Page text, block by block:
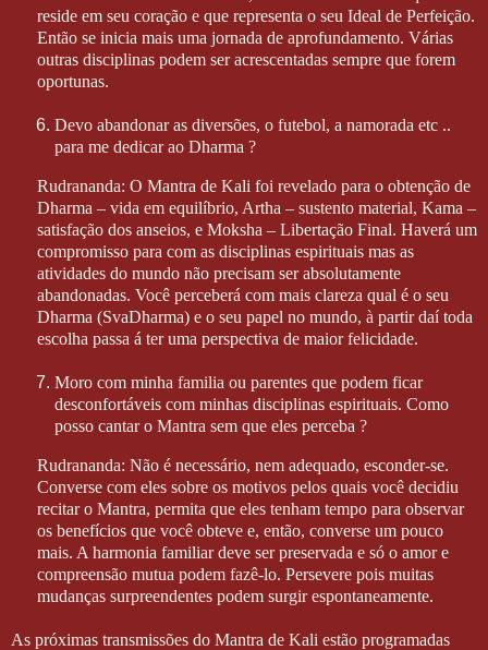
reside em seu coração e que representa o seu Ideal de Perfeição.
Então se inicia mais uma jornada de aprofundamento. Várias
outras disciplinas podem ser acrescentadas sempre que forem
oportunas.
Devo abandonar as diversões, o futebol, a namorada etc ..
para me dedicar ao Dharma ?
Rudrananda: O Mantra de Kali foi revelado para o obtenção de
Dharma – vida em equilíbrio, Artha – sustento material, Kama –
satisfação dos anseios, e Moksha – Libertação Final. Haverá um
compromisso para com as disciplinas espirituais mas as
atividades do mundo não precisam ser absolutamente
abandonadas. Você perceberá com mais clareza qual é o seu
Dharma (SvaDharma) e o seu papel no mundo, à partir daí toda
escolha passa á ter uma perspectiva de maior felicidade.
Moro com minha familia ou parentes que podem ficar
desconfortáveis com minhas disciplinas espirituais. Como
posso cantar o Mantra sem que eles perceba ?
Rudrananda: Não é necessário, nem adequado, esconder-se.
Converse com eles sobre os motivos pelos quais você decidiu
recitar o Mantra, permita que eles tenham tempo para observar
os benefícios que você obteve e, então, converse um pouco
mais. A harmonia familiar deve ser preservada e só o amor e
compreensão mutua podem fazê-lo. Persevere pois muitas
mudanças surpreendentes podem surgir espontaneamente.
As próximas transmissões do Mantra de Kali estão programadas